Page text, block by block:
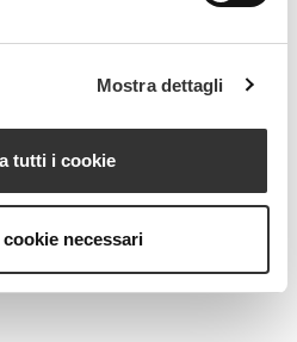
Mostra dettagli
tutti i cookie
necessari